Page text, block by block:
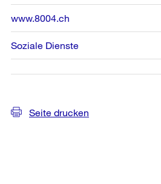
www.8004.ch
Soziale Dienste
Seite drucken